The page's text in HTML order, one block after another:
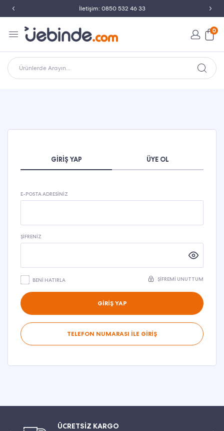
İletişim: 0850 532 46 33
0
Ürünlerde Arayın...
GIRIŞ YAP ÜYE OL
E-POSTA ADRESINIZ
ŞIFRENIZ
BENI HATIRLA ŞIFREMI UNUTTUM
GİRİŞ YAP
TELEFON NUMARASI İLE GİRİŞ
ÜCRETSİZ KARGO